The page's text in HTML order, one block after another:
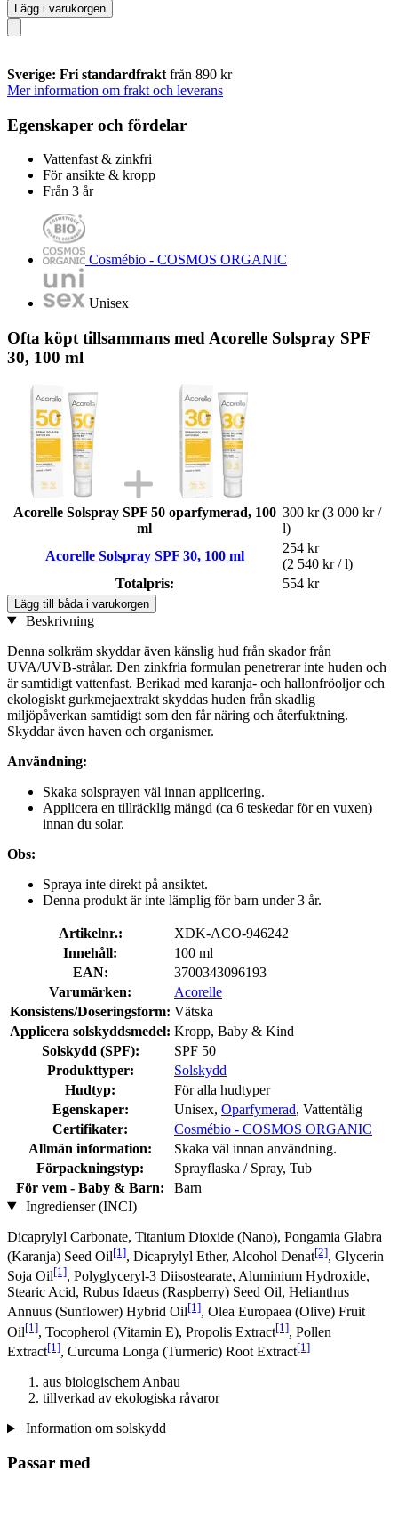
Lägg i varukorgen
Sverige: Fri standardfrakt från 890 kr
Mer information om frakt och leverans
Egenskaper och fördelar
Vattenfast & zinkfri
För ansikte & kropp
Från 3 år
Cosmébio - COSMOS ORGANIC
Unisex
Ofta köpt tillsammans med Acorelle Solspray SPF
30, 100 ml
Acorelle Solspray SPF 50 oparfymerad, 100
ml
300 kr (3 000 kr /
l)
Acorelle Solspray SPF 30, 100 ml
254 kr
(2 540 kr / l)
Totalpris:
554 kr
Lägg till båda i varukorgen
Beskrivning
Denna solkräm skyddar även känslig hud från skador från
UVA/UVB-strålar. Den zinkfria formulan penetrerar inte huden och
är samtidigt vattenfast. Berikad med karanja- och hallonfröoljor och
ekologiskt gurkmejaextrakt skyddas huden från skadlig
miljöpåverkan samtidigt som den får näring och återfuktning.
Skyddar även haven och organismer.
Användning:
Skaka solsprayen väl innan applicering.
Applicera en tillräcklig mängd (ca 6 teskedar för en vuxen)
innan du solar.
Obs:
Spraya inte direkt på ansiktet.
Denna produkt är inte lämplig för barn under 3 år.
Artikelnr.:
XDK-ACO-946242
Innehåll:
100 ml
EAN:
3700343096193
Varumärken:
Acorelle
Konsistens/Doseringsform: Vätska
Applicera solskyddsmedel: Kropp, Baby & Kind
Solskydd (SPF):
SPF 50
Produkttyper:
Solskydd
Hudtyp:
För alla hudtyper
Egenskaper:
Unisex, Oparfymerad, Vattentålig
Certifikater:
Cosmébio - COSMOS ORGANIC
Allmän information:
Skaka väl innan användning.
Förpackningstyp:
Sprayflaska / Spray, Tub
För vem - Baby & Barn:
Barn
Ingredienser (INCI)
Dicaprylyl Carbonate, Titanium Dioxide (Nano), Pongamia Glabra
(Karanja) Seed Oil[1], Dicaprylyl Ether, Alcohol Denat[2], Glycerin
Soja Oil[1], Polyglyceryl-3 Diisostearate, Aluminium Hydroxide,
Stearic Acid, Rubus Idaeus (Raspberry) Seed Oil, Helianthus
Annuus (Sunflower) Hybrid Oil[1], Olea Europaea (Olive) Fruit
Oil[1], Tocopherol (Vitamin E), Propolis Extract[1], Pollen
Extract[1], Curcuma Longa (Turmeric) Root Extract[1]
aus biologischem Anbau
tillverkad av ekologiska råvaror
Information om solskydd
Passar med